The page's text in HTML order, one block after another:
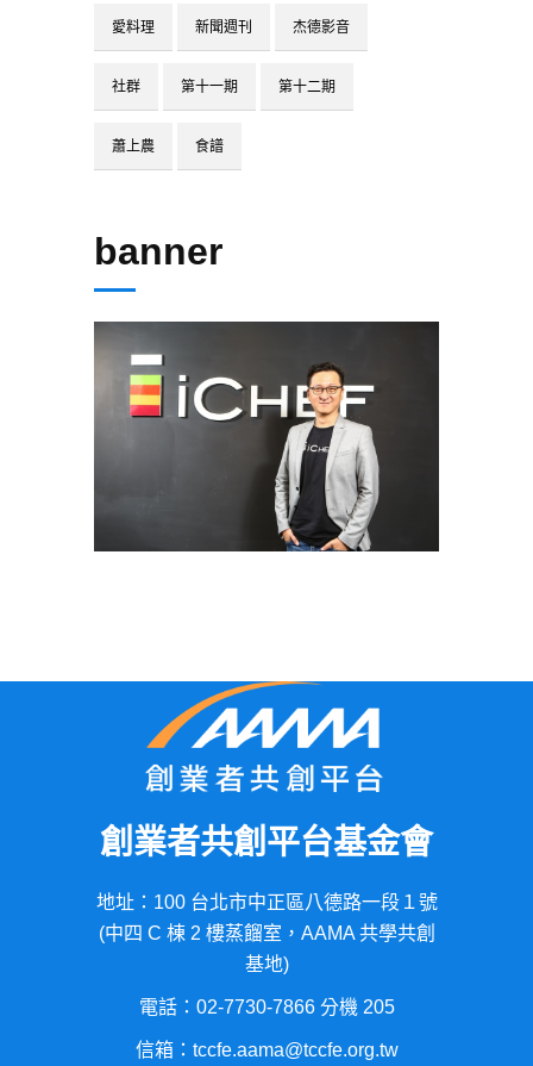
愛料理 新聞週刊 杰德影音
社群 第十一期 第十二期
蕭上農 食譜
banner
創業者共創平台基金會
地址：100 台北市中正區八德路一段１號
(中四 C 棟 2 樓蒸餾室，AAMA 共學共創
基地)
電話：02-7730-7866 分機 205
信箱：tccfe.aama@tccfe.org.tw